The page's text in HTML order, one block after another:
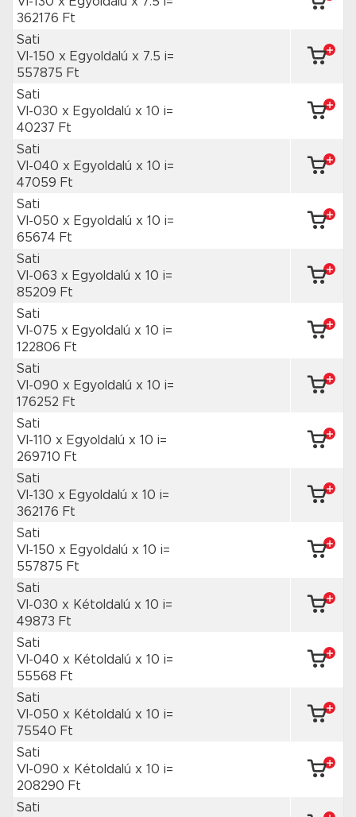
362176 Ft
Sati
VI-150 x Egyoldalú x 7.5 i=
557875 Ft
Sati
VI-030 x Egyoldalú x 10 i=
40237 Ft
Sati
VI-040 x Egyoldalú x 10 i=
47059 Ft
Sati
VI-050 x Egyoldalú x 10 i=
65674 Ft
Sati
VI-063 x Egyoldalú x 10 i=
85209 Ft
Sati
VI-075 x Egyoldalú x 10 i=
122806 Ft
Sati
VI-090 x Egyoldalú x 10 i=
176252 Ft
Sati
VI-110 x Egyoldalú x 10 i=
269710 Ft
Sati
VI-130 x Egyoldalú x 10 i=
362176 Ft
Sati
VI-150 x Egyoldalú x 10 i=
557875 Ft
Sati
VI-030 x Kétoldalú x 10 i=
49873 Ft
Sati
VI-040 x Kétoldalú x 10 i=
55568 Ft
Sati
VI-050 x Kétoldalú x 10 i=
75540 Ft
Sati
VI-090 x Kétoldalú x 10 i=
208290 Ft
Sati